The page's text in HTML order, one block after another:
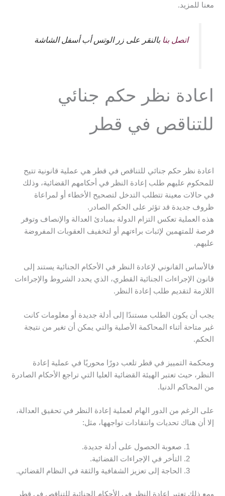
معنا للمزيد.
اتصل بنا بالنقر على زر الوتس أب أسفل الشاشة
اعادة نظر حكم جنائي
للتناقص في قطر
اعادة نظر حكم جنائي للتناقص في قطر هي عملية قانونية تتيح
للمحكوم عليهم طلب إعادة النظر في أحكامهم القضائية، وذلك
في حالات معينة تتطلب التدخل لتصحيح الأخطاء أو لمراعاة
ظروف جديدة قد تؤثر على الحكم الصادر.
هذه العملية تعكس التزام الدولة بمبادئ العدالة والإنصاف وتوفر
فرصة للمتهمين لإثبات براءتهم أو لتخفيف العقوبات المفروضة
عليهم.
فالأساس القانوني لإعادة النظر في الأحكام الجنائية يستند إلى
قانون الإجراءات الجنائية القطري، الذي يحدد الشروط والإجراءات
اللازمة لتقديم طلب إعادة النظر.
يجب أن يكون الطلب مستندًا إلى أدلة جديدة أو معلومات كانت
غير متاحة أثناء المحاكمة الأصلية والتي يمكن أن تغير من نتيجة
الحكم.
ومحكمة التمييز في قطر تلعب دورًا محوريًا في عملية إعادة
النظر، حيث تعتبر الهيئة القضائية العليا التي تراجع الأحكام الصادرة
من المحاكم الدنيا.
على الرغم من الدور الهام لعملية إعادة النظر في تحقيق العدالة،
إلا أن هناك تحديات وانتقادات تواجهها، مثل:
صعوبة الحصول على أدلة جديدة.
التأخر في الإجراءات القضائية.
الحاجة إلى تعزيز الشفافية والثقة في النظام القضائي.
ومع ذلك تعتبر إعادة النظر في الأحكام الجنائية للتناقص في قطر